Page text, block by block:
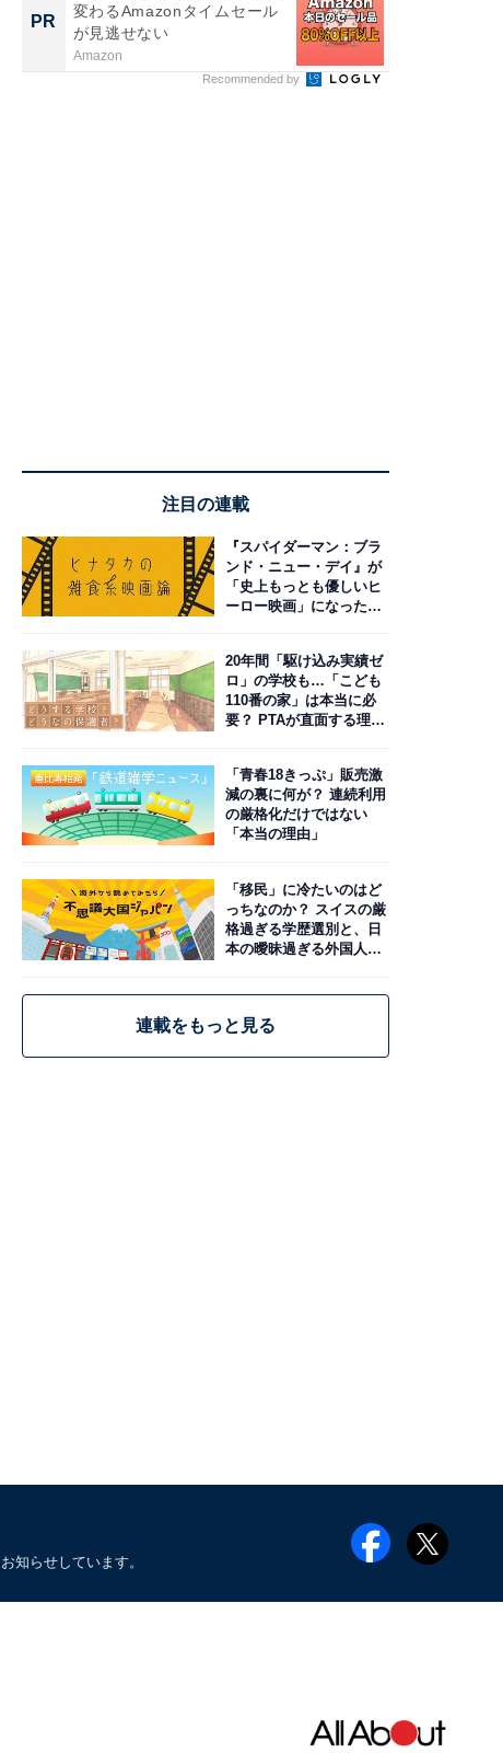
PR
変わるAmazonタイムセール
が見逃せない
Amazon
Recommended by
注目の連載
『スパイダーマン：ブラ
ンド・ニュー・デイ』が
「史上もっとも優しいヒ
ーロー映画」になった理
20年間「駆け込み実績ゼ
ロ」の学校も…「こども
110番の家」は本当に必
要？ PTAが直面する理想
「青春18きっぷ」販売激
減の裏に何が？ 連続利用
の厳格化だけではない
「本当の理由」
「移民」に冷たいのはど
っちなのか？ スイスの厳
格過ぎる学歴選別と、日
本の曖昧過ぎる外国人政
連載をもっと見る
知らせしています。